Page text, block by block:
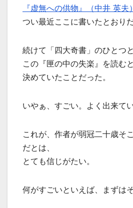
『虚無への供物』（中井 英夫）
つい最近ここに書いたとおりだ
続けて「四大奇書」のひとつ
この『匣の中の失楽』を読む
決めていたことだった。
いやぁ、すごい。よく出来てい
これが、作者が弱冠二十歳そ
だとは、
とても信じがたい。
何がすごいといえば、まずはそ